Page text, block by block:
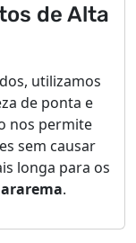
de Alta
utilizamos
de ponta e
nos permite
sem causar
longa para os
.